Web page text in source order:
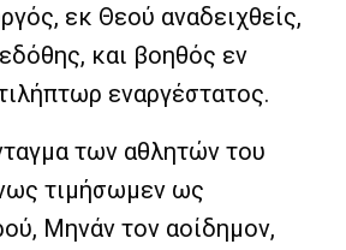
εκ Θεού αναδειχθείς,
και βοηθός εν
εναργέστατος.
των αθλητών του
τιμήσωμεν ως
Μηνάν τον αοίδημον,